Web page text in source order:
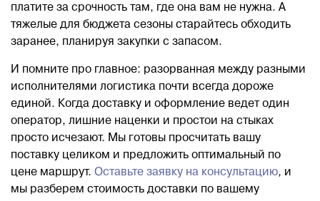
платите за срочность там, где она вам не нужна. А
тяжелые для бюджета сезоны старайтесь обходить
заранее, планируя закупки с запасом.
И помните про главное: разорванная между разными
исполнителями логистика почти всегда дороже
единой. Когда доставку и оформление ведет один
оператор, лишние наценки и простои на стыках
просто исчезают. Мы готовы просчитать вашу
поставку целиком и предложить оптимальный по
цене маршрут. Оставьте заявку на консультацию, и
мы разберем стоимость доставки по вашему